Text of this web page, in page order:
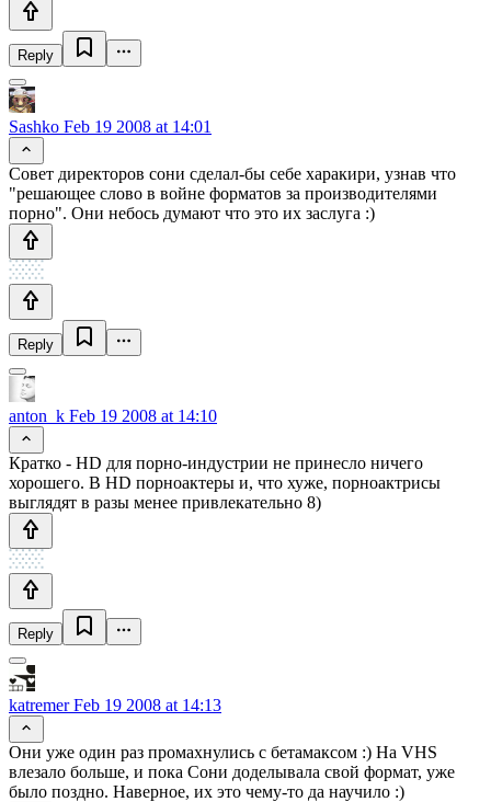
Reply
Sashko Feb 19 2008 at 14:01
Совет директоров сони сделал-бы себе харакири, узнав что
"решающее слово в войне форматов за производителями
порно". Они небось думают что это их заслуга :)
Reply
anton_k Feb 19 2008 at 14:10
Кратко - HD для порно-индустрии не принесло ничего
хорошего. В HD порноактеры и, что хуже, порноактрисы
выглядят в разы менее привлекательно 8)
Reply
katremerFeb 19 2008 at 14:13
Они уже один раз промахнулись с бетамаксом :) На VHS
влезало больше, и пока Сони доделывала свой формат, уже
было поздно. Наверное, их это чему-то да научило :)